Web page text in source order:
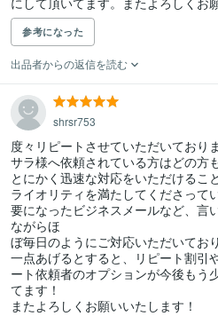
参考になった
出品者からの返信を読む
shrsr753
度々リピートさせていただいており
サラ様へ依頼されている方はどの方
とにかく迅速な対応をいただけるこ
ライオリティを満たしてくださって
要になったビジネスメールなど、言
ながらほ
ぼ毎日のようにご対応いただいてお
一点あげるとすると、リピート割引
ート依頼者のオプションが今後もう
てます！
またよろしくお願いいたします！